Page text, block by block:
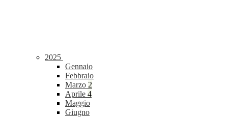
2025
Gennaio
Febbraio
Marzo 2
Aprile 4
Maggio
Giugno